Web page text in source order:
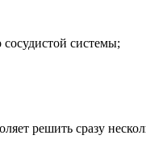
системы;
решить сразу